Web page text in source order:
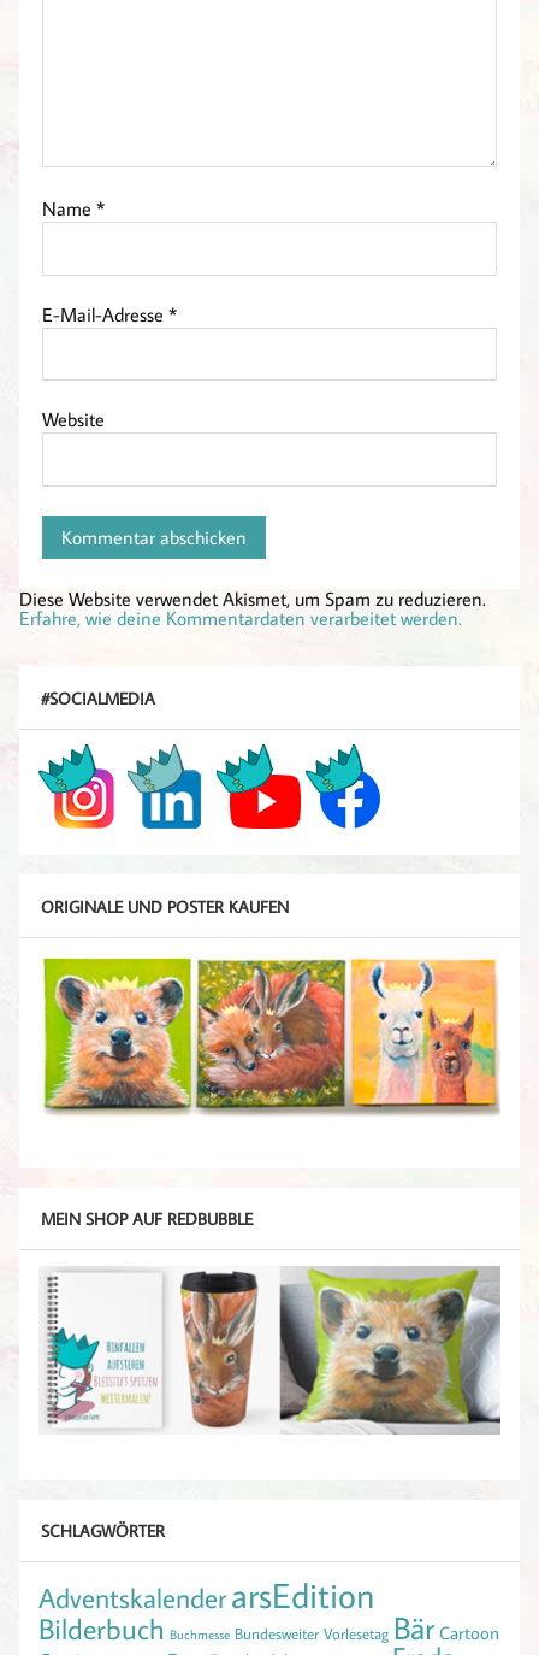
Name*
E-Mail-Adresse*
Website
Diese Website verwendet Akismet, um Spam zu reduzieren.
Erfahre, wie deine Kommentardaten verarbeitet werden.
#SOCIALMEDIA
ORIGINALE UND POSTER KAUFEN
MEIN SHOP AUF REDBUBBLE
SCHLAGWÖRTER
AdventskalenderarsEdition
Bilderbuch Buchmesse Bundesweiter Vorlesetag Bär Cartoon